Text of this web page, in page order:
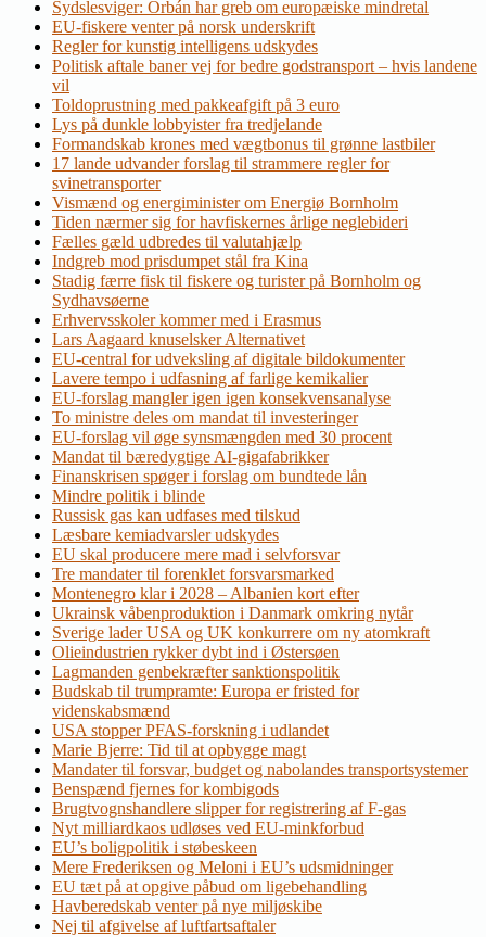
Sydslesviger: Orbán har greb om europæiske mindretal
EU-fiskere venter på norsk underskrift
Regler for kunstig intelligens udskydes
Politisk aftale baner vej for bedre godstransport – hvis landene
vil
Toldoprustning med pakkeafgift på 3 euro
Lys på dunkle lobbyister fra tredjelande
Formandskab krones med vægtbonus til grønne lastbiler
17 lande udvander forslag til strammere regler for
svinetransporter
Vismænd og energiminister om Energiø Bornholm
Tiden nærmer sig for havfiskernes årlige neglebideri
Fælles gæld udbredes til valutahjælp
Indgreb mod prisdumpet stål fra Kina
Stadig færre fisk til fiskere og turister på Bornholm og
Sydhavsøerne
Erhvervsskoler kommer med i Erasmus
Lars Aagaard knuselsker Alternativet
EU-central for udveksling af digitale bildokumenter
Lavere tempo i udfasning af farlige kemikalier
EU-forslag mangler igen igen konsekvensanalyse
To ministre deles om mandat til investeringer
EU-forslag vil øge synsmængden med 30 procent
Mandat til bæredygtige AI-gigafabrikker
Finanskrisen spøger i forslag om bundtede lån
Mindre politik i blinde
Russisk gas kan udfases med tilskud
Læsbare kemiadvarsler udskydes
EU skal producere mere mad i selvforsvar
Tre mandater til forenklet forsvarsmarked
Montenegro klar i 2028 – Albanien kort efter
Ukrainsk våbenproduktion i Danmark omkring nytår
Sverige lader USA og UK konkurrere om ny atomkraft
Olieindustrien rykker dybt ind i Østersøen
Lagmanden genbekræfter sanktionspolitik
Budskab til trumpramte: Europa er fristed for
videnskabsmænd
USA stopper PFAS-forskning i udlandet
Marie Bjerre: Tid til at opbygge magt
Mandater til forsvar, budget og nabolandes transportsystemer
Benspænd fjernes for kombigods
Brugtvognshandlere slipper for registrering af F-gas
Nyt milliardkaos udløses ved EU-minkforbud
EU’s boligpolitik i støbeskeen
Mere Frederiksen og Meloni i EU’s udsmidninger
EU tæt på at opgive påbud om ligebehandling
Havberedskab venter på nye miljøskibe
Nej til afgivelse af luftfartsaftaler